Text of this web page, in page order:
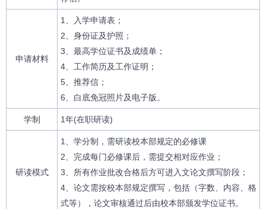
申请材料
1、入学申请表；
2、身份证及护照；
3、最高学位证书及成绩单；
4、工作简历及工作证明；
5、推荐信；
6、白底免冠照片及电子版。
学制 1年(在职研读)
研读模式
1、学分制，需研读校本部规定的必修课
2、完成每门必修课后，需提交相对应作业；
3、所有作业批改合格后方可进入文论文撰写阶段；
4、论文需按校本部规定撰写，包括（字数、内容、格
式等），论文审核通过后由校本部颁发学位证书。